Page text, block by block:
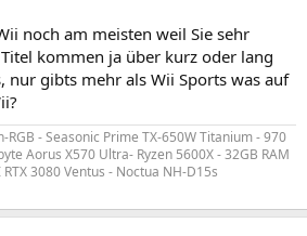
noch am meisten weil Sie sehr
kommen ja über kurz oder lang
nur gibts mehr als Wii Sports was auf
- Seasonic Prime TX-650W Titanium - 970
Aorus X570 Ultra- Ryzen 5600X - 32GB RAM
3080 Ventus - Noctua NH-D15s